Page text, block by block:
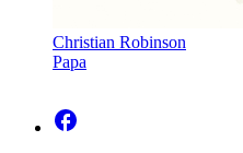
Christian Robinson
Papa